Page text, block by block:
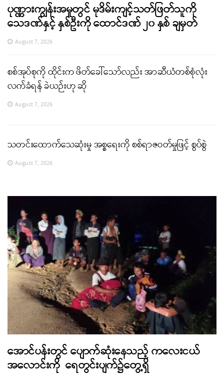
ပုဏ္ဏားကျွန်းအမှုတွင် မုဒိမ်းကျင့်သတ်ဖြတ်သူကို
သေဒဏ်နှင့် နှစ်ဦးကို ထောင်ဒဏ် ၂၀ နှစ် ချမှတ်
August 7, 2026
စစ်အုပ်စုကို ထိုင်းက ဖိတ်ခေါ်သော်လည်း အာဆီယံတစ်စုံလုံး
လက်ခံရန် ခဲယဉ်းဟု ဆို
August 7, 2026
သတင်းထောက်သေဆုံးမှု အစ္စရေးကို စစ်ရာဇဝတ်မှုဖြင့် စွပ်စွဲ
August 7, 2026
အောင်ပန်းတွင် ပျောက်ဆုံးနေသည့် ကလေးငယ်
အလောင်းကို ရေတွင်းပျက်၌တွေ့ရှိ